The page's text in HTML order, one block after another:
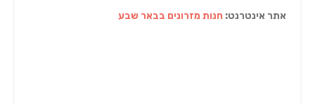
אתר אינטרנט: חנות מזרונים בבאר שבע